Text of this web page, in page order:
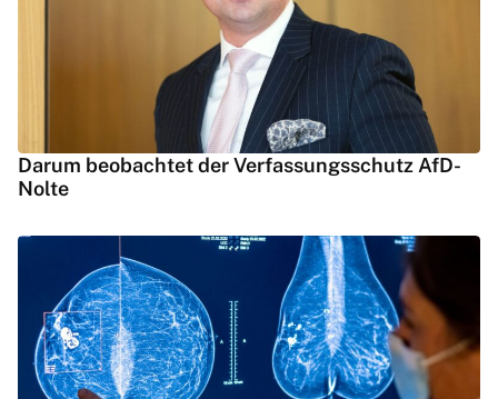
Darum beobachtet der Verfassungsschutz AfD-
Nolte